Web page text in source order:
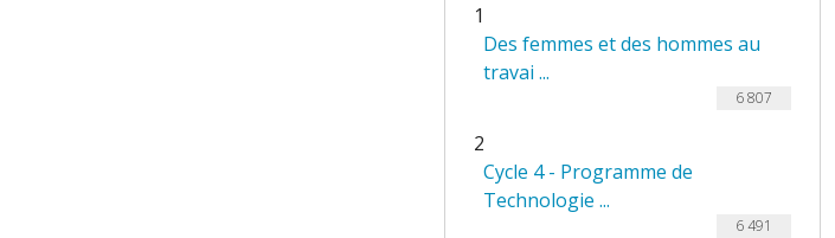
1
Des femmes et des hommes au
travai ...
6 807
2
Cycle 4 - Programme de
Technologie ...
6 491